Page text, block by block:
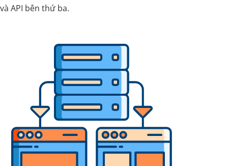
và API bên thứ ba.